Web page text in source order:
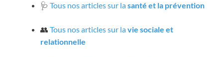
🩺 Tous nos articles sur lasanté et la prévention
👥 Tous nos articles sur lavie sociale et
relationnelle